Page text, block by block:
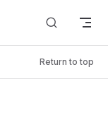
Return to top